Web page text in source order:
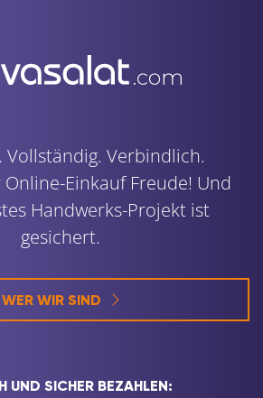
Vollständig. Verbindlich.
Einkauf Freude! Und
Handwerks-Projekt ist
gesichert.
WER WIR SIND
UND SICHER BEZAHLEN: